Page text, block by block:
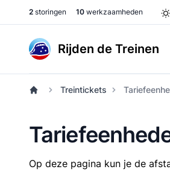
2 storingen 10 werkzaamheden
Rijden de Treinen
Treintickets
Op deze pagina kun je de